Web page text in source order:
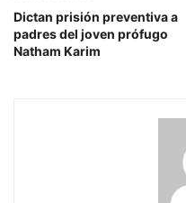
Dictan prisión preventiva a
padres del joven prófugo
Natham Karim